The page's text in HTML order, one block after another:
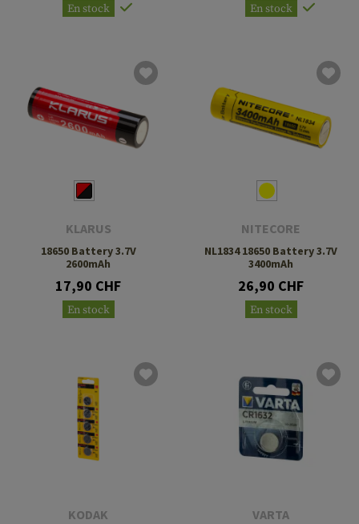
En stock En stock
KLARUS
18650 Battery 3.7V
2600mAh
17,90 CHF
En stock
NITECORE
NL1834 18650 Battery 3.7V
3400mAh
26,90 CHF
En stock
KODAK VARTA